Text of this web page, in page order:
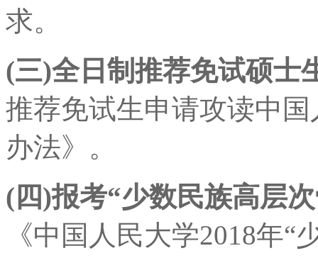
求。
(三)全日制推荐免试硕士
推荐免试生申请攻读中
办法》。
(四)报考“少数民族高层
《中国人民大学2018年